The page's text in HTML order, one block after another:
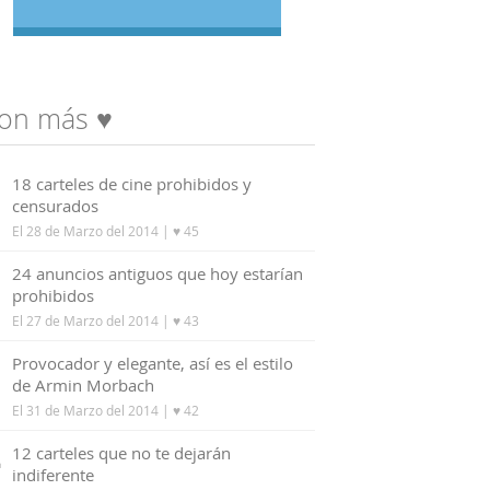
más ♥
18 carteles de cine prohibidos y
censurados
El 28 de Marzo del 2014| ♥ 45
24 anuncios antiguos que hoy estarían
prohibidos
El 27 de Marzo del 2014| ♥ 43
Provocador y elegante, así es el estilo
de Armin Morbach
El 31 de Marzo del 2014| ♥ 42
12 carteles que no te dejarán
indiferente